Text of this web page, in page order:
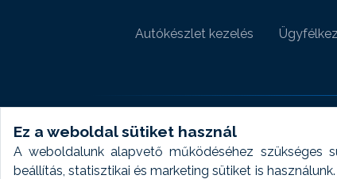
Ez a weboldal sütiket használ
A weboldalunk alapvető működéséhez szükséges
beállítás, statisztikai és marketing sütiket is
Autókészlet kezelés